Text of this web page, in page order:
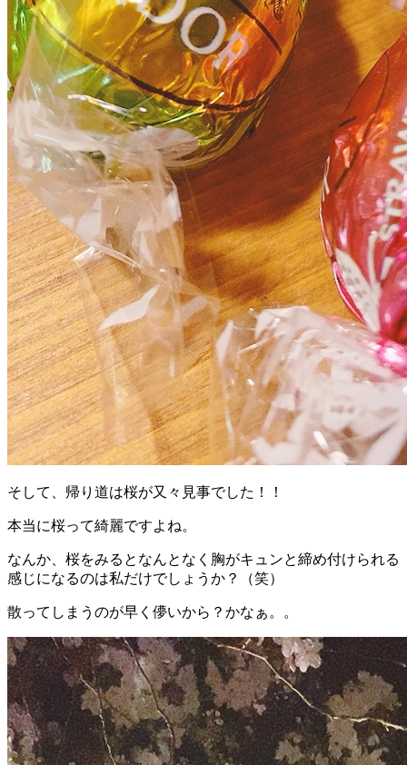
そして、帰り道は桜が又々見事でした！！
本当に桜って綺麗ですよね。
なんか、桜をみるとなんとなく胸がキュンと締め付けられる
感じになるのは私だけでしょうか？（笑）
散ってしまうのが早く儚いから？かなぁ。。